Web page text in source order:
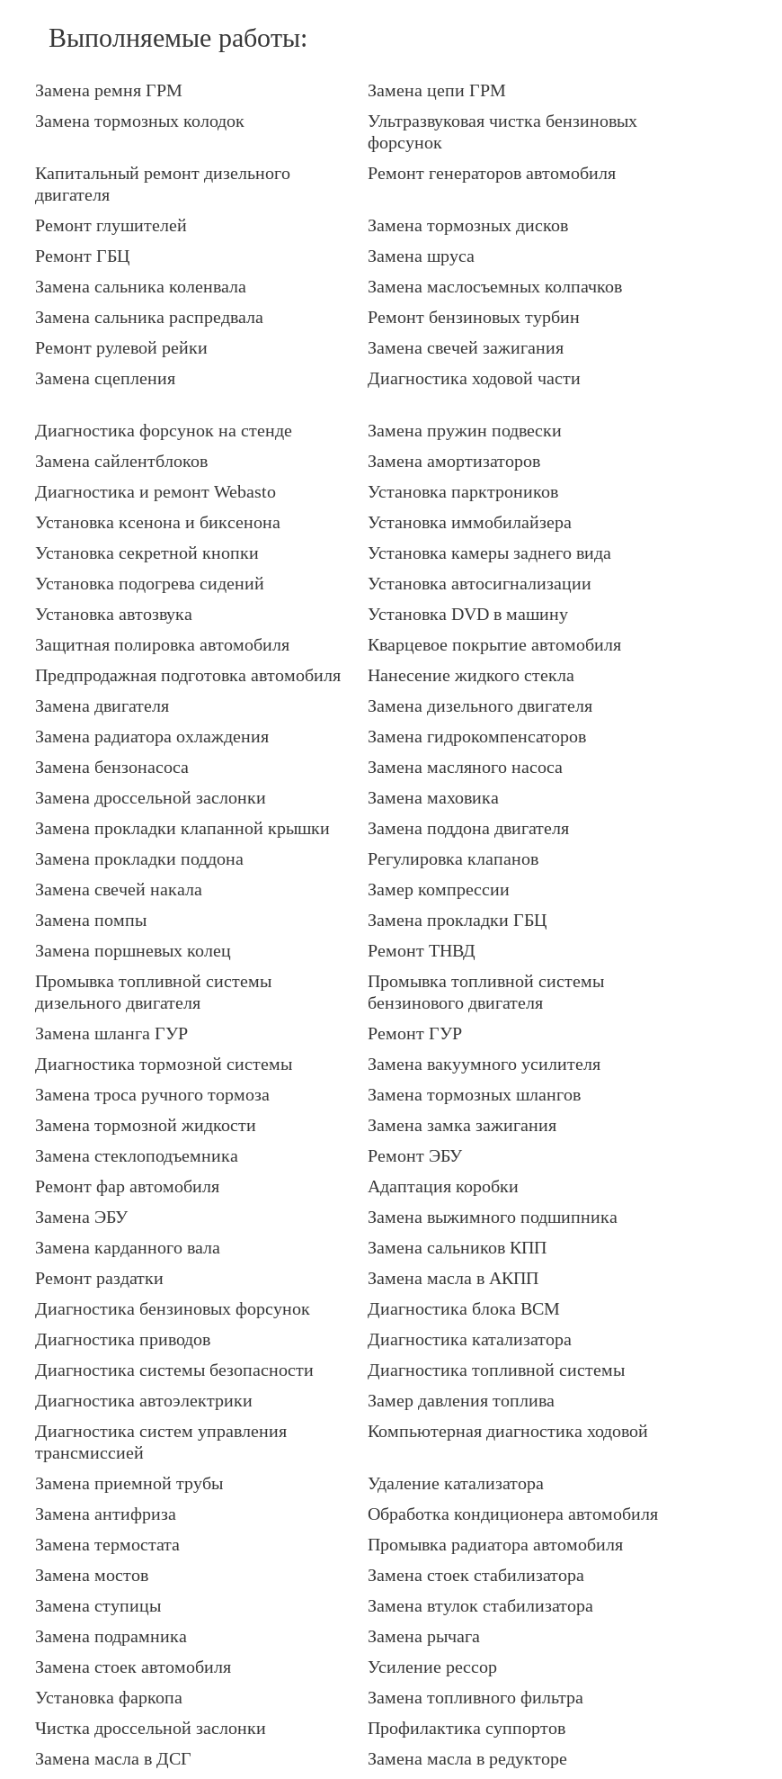
Выполняемые работы:
Замена ремня ГРМ
Замена цепи ГРМ
Замена тормозных колодок
Ультразвуковая чистка бензиновых
форсунок
Капитальный ремонт дизельного
двигателя
Ремонт генераторов автомобиля
Ремонт глушителей
Замена тормозных дисков
Ремонт ГБЦ
Замена шруса
Замена сальника коленвала
Замена маслосъемных колпачков
Замена сальника распредвала
Ремонт бензиновых турбин
Ремонт рулевой рейки
Замена свечей зажигания
Замена сцепления Диагностика ходовой части
Диагностика форсунок на стенде
Замена пружин подвески
Замена сайлентблоков
Замена амортизаторов
Диагностика и ремонт Webasto
Установка парктроников
Установка ксенона и биксенона
Установка иммобилайзера
Установка секретной кнопки
Установка камеры заднего вида
Установка подогрева сидений
Установка автосигнализации
Установка автозвука
Установка DVD в машину
Защитная полировка автомобиля
Кварцевое покрытие автомобиля
Предпродажная подготовка автомобиля
Нанесение жидкого стекла
Замена двигателя
Замена дизельного двигателя
Замена радиатора охлаждения
Замена гидрокомпенсаторов
Замена бензонасоса
Замена масляного насоса
Замена дроссельной заслонки
Замена маховика
Замена прокладки клапанной крышки
Замена поддона двигателя
Замена прокладки поддона
Регулировка клапанов
Замена свечей накала
Замер компрессии
Замена помпы
Замена прокладки ГБЦ
Замена поршневых колец
Ремонт ТНВД
Промывка топливной системы
дизельного двигателя
Промывка топливной системы
бензинового двигателя
Замена шланга ГУР
Ремонт ГУР
Диагностика тормозной системы
Замена вакуумного усилителя
Замена троса ручного тормоза
Замена тормозных шлангов
Замена тормозной жидкости
Замена замка зажигания
Замена стеклоподъемника
Ремонт ЭБУ
Ремонт фар автомобиля
Адаптация коробки
Замена ЭБУ
Замена выжимного подшипника
Замена карданного вала
Замена сальников КПП
Ремонт раздатки
Замена масла в АКПП
Диагностика бензиновых форсунок
Диагностика блока BCM
Диагностика приводов
Диагностика катализатора
Диагностика системы безопасности
Диагностика топливной системы
Диагностика автоэлектрики
Замер давления топлива
Диагностика систем управления
трансмиссией
Компьютерная диагностика ходовой
Замена приемной трубы
Удаление катализатора
Замена антифриза
Обработка кондиционера автомобиля
Замена термостата
Промывка радиатора автомобиля
Замена мостов
Замена стоек стабилизатора
Замена ступицы
Замена втулок стабилизатора
Замена подрамника
Замена рычага
Замена стоек автомобиля
Усиление рессор
Установка фаркопа
Замена топливного фильтра
Чистка дроссельной заслонки
Профилактика суппортов
Замена масла в ДСГ Замена масла в редукторе